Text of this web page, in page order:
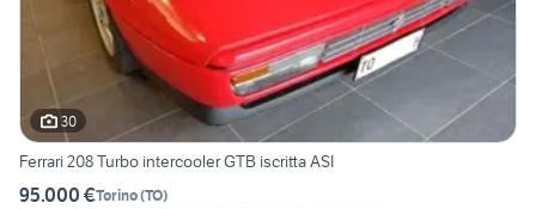
30
Ferrari 208 Turbo intercooler GTB iscritta ASI
95.000 €Torino(TO)